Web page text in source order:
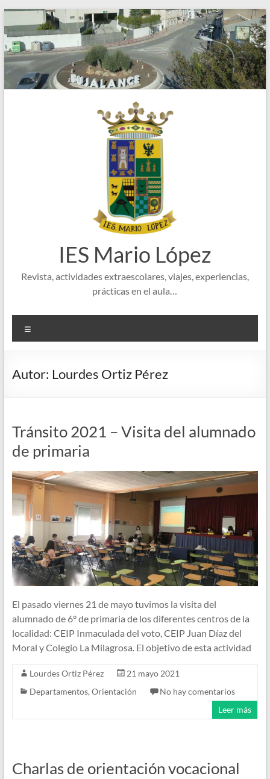
Saltar
al
contenido
IES Mario López
Revista, actividades extraescolares, viajes, experiencias,
prácticas en el aula…
Autor: Lourdes Ortiz Pérez
Tránsito 2021 – Visita del alumnado
de primaria
El pasado viernes 21 de mayo tuvimos la visita del
alumnado de 6° de primaria de los diferentes centros de la
localidad: CEIP Inmaculada del voto, CEIP Juan Díaz del
Moral y Colegio La Milagrosa. El objetivo de esta actividad
Lourdes Ortiz Pérez
21 mayo 2021
Departamentos, Orientación
No hay comentarios
Leer más
Charlas de orientación vocacional